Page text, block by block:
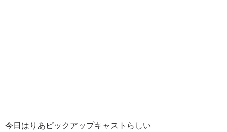
今日はりあピックアップキャストらしい